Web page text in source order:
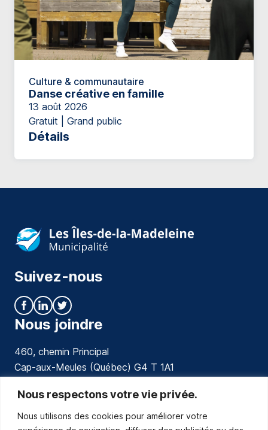
Nous respectons votre vie privée.
Nous utilisons des cookies pour améliorer votre
Culture & communautaire
Danse créative en famille
13 août 2026
Gratuit | Grand public
Détails
Suivez-nous
Nous joindre
460, chemin Principal
Cap-aux-Meules (Québec) G4 T 1A1
communications@muniles.ca
418 986-3100